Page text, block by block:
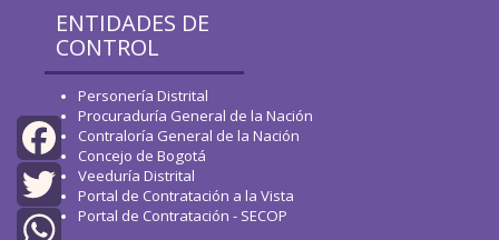
Facebook
Twitter
ENTIDADES DE
CONTROL
Personería Distrital
Procuraduría General de la Nación
Contraloría General de la Nación
Concejo de Bogotá
Veeduría Distrital
Portal de Contratación a la Vista
Portal de Contratación - SECOP